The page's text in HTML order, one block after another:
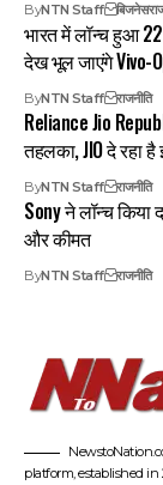
ByNTN Staff बिजनेस
भारत में लॉन्च हुआ
देख भूल जाएंगे Vivo-
ByNTN Staff राजनीति
Reliance Jio
तहलका, JIO दे रहा
ByNTN Staff राजनीति
Sony ने लॉन्च किया
और कीमत
ByNTN Staff राजनीति
platform, established in